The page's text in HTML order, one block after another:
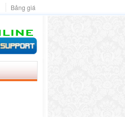
Bảng giá